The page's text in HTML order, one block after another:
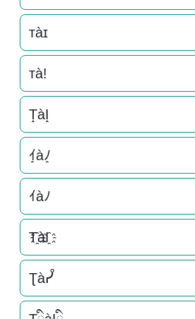
ᴛàɪ
тà!
T̝àI̝
ｲ̝àﾉ̝
ｲàﾉ
T҈àI҈
Ʈàᓮ